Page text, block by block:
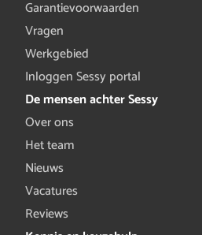
Garantievoorwaarden
Vragen
Werkgebied
Inloggen Sessy portal
De mensen achter Sessy
Over ons
Het team
Nieuws
Vacatures
Reviews